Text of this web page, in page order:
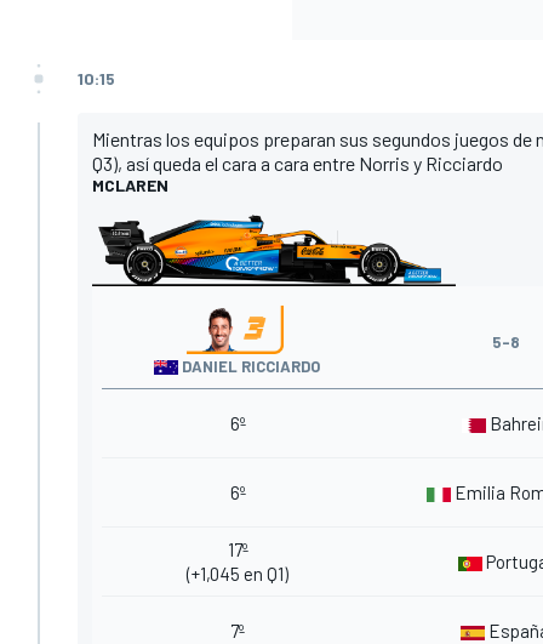
10:15
Mientras los equipos preparan sus segundos juegos
Q3), así queda el cara a cara entre Norris y Ricciardo
MCLAREN
DANIEL RICCIARDO
5-8
6º
6º Emilia
17º
(+1,045 en Q1)
7º